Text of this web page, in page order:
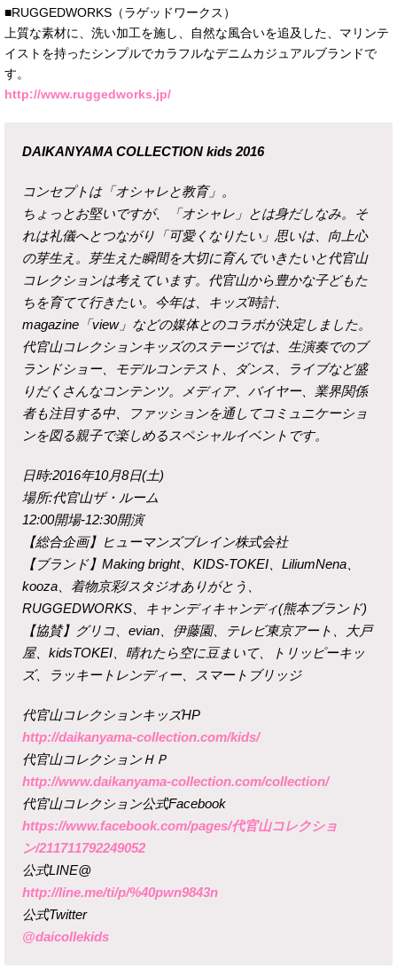
■RUGGEDWORKS（ラゲッドワークス）
上質な素材に、洗い加工を施し、自然な風合いを追及した、マリンテ
イストを持ったシンプルでカラフルなデニムカジュアルブランドで
す。
http://www.ruggedworks.jp/
DAIKANYAMA COLLECTION kids 2016
コンセプトは「オシャレと教育」。
ちょっとお堅いですが、「オシャレ」とは身だしなみ。そ
れは礼儀へとつながり「可愛くなりたい」思いは、向上心
の芽生え。芽生えた瞬間を大切に育んでいきたいと代官山
コレクションは考えています。代官山から豊かな子どもた
ちを育てて行きたい。今年は、キッズ時計、
magazine「view」などの媒体とのコラボが決定しました。
代官山コレクションキッズのステージでは、生演奏でのブ
ランドショー、モデルコンテスト、ダンス、ライブなど盛
りだくさんなコンテンツ。メディア、バイヤー、業界関係
者も注目する中、ファッションを通してコミュニケーショ
ンを図る親子で楽しめるスペシャルイベントです。
日時:2016年10月8日(土)
場所:代官山ザ・ルーム
12:00開場-12:30開演
【総合企画】ヒューマンズブレイン株式会社
【ブランド】Making bright、KIDS-TOKEI、LiliumNena、
kooza、着物京彩/スタジオありがとう、
RUGGEDWORKS、キャンディキャンディ(熊本ブランド)
【協賛】グリコ、evian、伊藤園、テレビ東京アート、大戸
屋、kidsTOKEI、晴れたら空に豆まいて、トリッピーキッ
ズ、ラッキートレンディー、スマートブリッジ
代官山コレクションキッズHP
http://daikanyama-collection.com/kids/
代官山コレクションＨＰ
http://www.daikanyama-collection.com/collection/
代官山コレクション公式Facebook
https://www.facebook.com/pages/代官山コレクショ
ン/211711792249052
公式LINE@
http://line.me/ti/p/%40pwn9843n
公式Twitter
@daicollekids